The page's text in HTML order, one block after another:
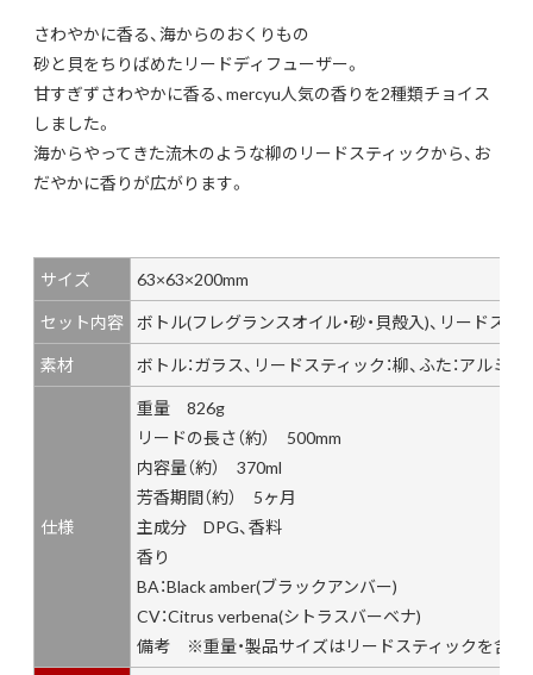
さわやかに香る、海からのおくりもの
砂と貝をちりばめたリードディフューザー。
甘すぎずさわやかに香る、mercyu人気の香りを2種類チョイス
しました。
海からやってきた流木のような柳のリードスティックから、お
だやかに香りが広がります。
サイズ
63×63×200mm
セット内容 ボトル(フレグランスオイル・砂・貝殻入)、リードステ
素材
ボトル：ガラス、リードスティック：柳、ふた：アルミニ
仕様
重量 826g
リードの長さ（約） 500mm
内容量（約） 370ml
芳香期間（約） 5ヶ月
主成分 DPG、香料
香り
BA：Black amber(ブラックアンバー)
CV：Citrus verbena(シトラスバーベナ)
備考 ※重量・製品サイズはリードスティックを含み